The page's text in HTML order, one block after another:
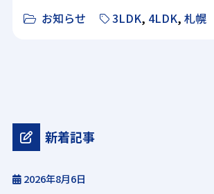
お知らせ 3LDK, 4LDK,札幌
新着記事
2026年8月6日